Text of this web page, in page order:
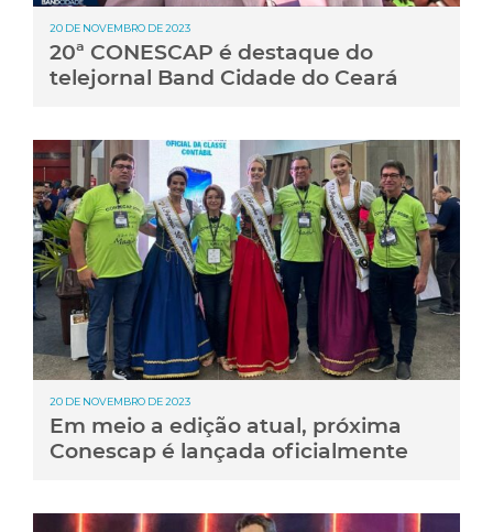
20 DE NOVEMBRO DE 2023
20ª CONESCAP é destaque do
telejornal Band Cidade do Ceará
20 DE NOVEMBRO DE 2023
Em meio a edição atual, próxima
Conescap é lançada oficialmente